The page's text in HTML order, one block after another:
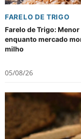
FARELO DE TRIGO
Farelo de Trigo:
enquanto mercado
milho
05/08/26